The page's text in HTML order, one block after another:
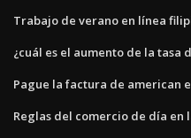
Trabajo de verano en línea
¿cuál es el aumento de la tasa
Pague la factura de american
Reglas del comercio de día en